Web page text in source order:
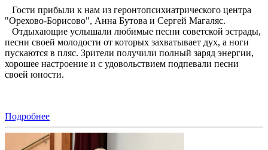
Гости прибыли к нам из геронтопсихиатрического центра
"Орехово-Борисово", Анна Бутова и Сергей Магаляс.
Отдыхающие услышали любимые песни советской эстрады,
песни своей молодости от которых захватывает дух, а ноги
пускаются в пляс. Зрители получили полный заряд энергии,
хорошее настроение и с удовольствием подпевали песни
своей юности.
Подробнее